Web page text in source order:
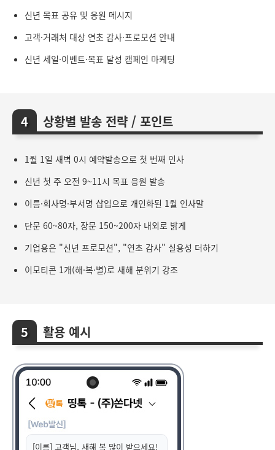
신년 목표 공유 및 응원 메시지
고객·거래처 대상 연초 감사·프로모션 안내
신년 세일·이벤트·목표 달성 캠페인 마케팅
상황별 발송 전략 / 포인트
1월 1일 새벽 0시 예약발송으로 첫 번째 인사
신년 첫 주 오전 9~11시 목표 응원 발송
이름·회사명·부서명 삽입으로 개인화된 1월 인사말
단문 60~80자, 장문 150~200자 내외로 밝게
기업용은 "신년 프로모션", "연초 감사" 실용성 더하기
이모티콘 1개(해·복·별)로 새해 분위기 강조
활용 예시
[이름] 고객님, 새해 복 많이 받으세요!